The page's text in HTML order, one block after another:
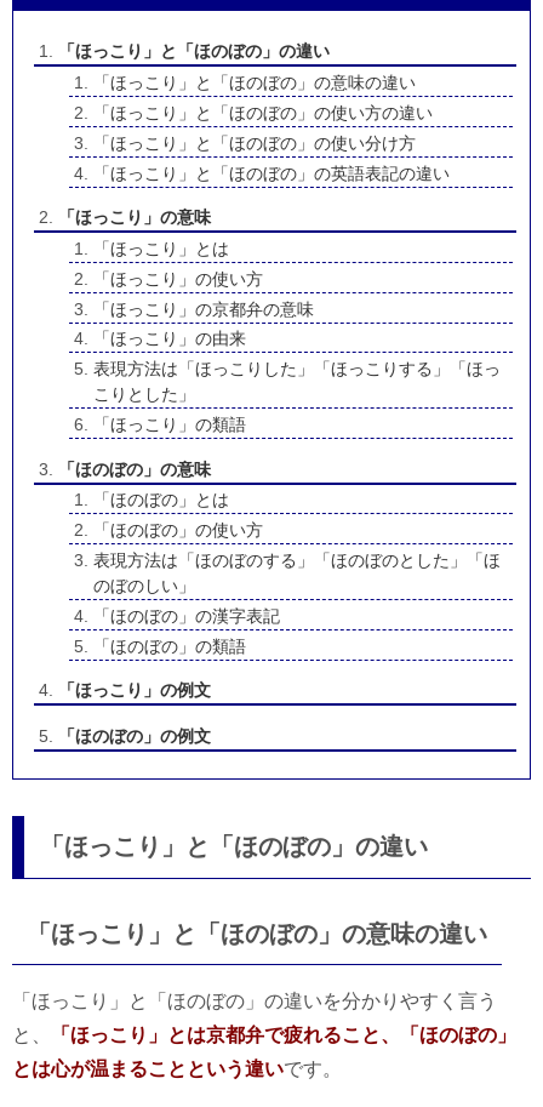
「ほっこり」と「ほのぼの」の違い
「ほっこり」と「ほのぼの」の意味の違い
「ほっこり」と「ほのぼの」の使い方の違い
「ほっこり」と「ほのぼの」の使い分け方
「ほっこり」と「ほのぼの」の英語表記の違い
「ほっこり」の意味
「ほっこり」とは
「ほっこり」の使い方
「ほっこり」の京都弁の意味
「ほっこり」の由来
表現方法は「ほっこりした」「ほっこりする」「ほっ
こりとした」
「ほっこり」の類語
「ほのぼの」の意味
「ほのぼの」とは
「ほのぼの」の使い方
表現方法は「ほのぼのする」「ほのぼのとした」「ほ
のぼのしい」
「ほのぼの」の漢字表記
「ほのぼの」の類語
「ほっこり」の例文
「ほのぼの」の例文
「ほっこり」と「ほのぼの」の違い
「ほっこり」と「ほのぼの」の意味の違い
「ほっこり」と「ほのぼの」の違いを分かりやすく言う
と、
「ほっこり」とは京都弁で疲れること、「ほのぼの」
とは心が温まることという違いです。